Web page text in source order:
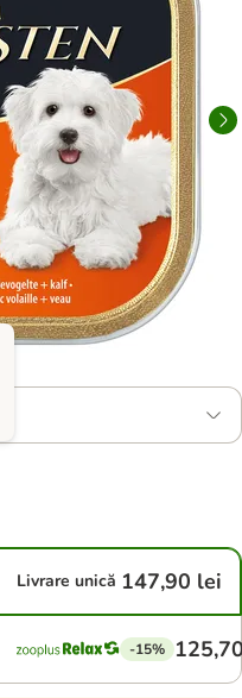
Livrare unică 147,90 lei
-15%